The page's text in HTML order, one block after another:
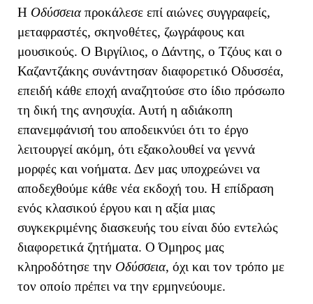
Η Οδύσσειαπροκάλεσε επί αιώνες συγγραφείς,
μεταφραστές, σκηνοθέτες, ζωγράφους και
μουσικούς. Ο Βιργίλιος, ο Δάντης, ο Τζόυς και ο
Καζαντζάκης συνάντησαν διαφορετικό Οδυσσέα,
επειδή κάθε εποχή αναζητούσε στο ίδιο πρόσωπο
τη δική της ανησυχία. Αυτή η αδιάκοπη
επανεμφάνισή του αποδεικνύει ότι το έργο
λειτουργεί ακόμη, ότι εξακολουθεί να γεννά
μορφές και νοήματα. Δεν μας υποχρεώνει να
αποδεχθούμε κάθε νέα εκδοχή του. Η επίδραση
ενός κλασικού έργου και η αξία μιας
συγκεκριμένης διασκευής του είναι δύο εντελώς
διαφορετικά ζητήματα. Ο Όμηρος μας
κληροδότησε την Οδύσσεια, όχι και τον τρόπο με
τον οποίο πρέπει να την ερμηνεύουμε.